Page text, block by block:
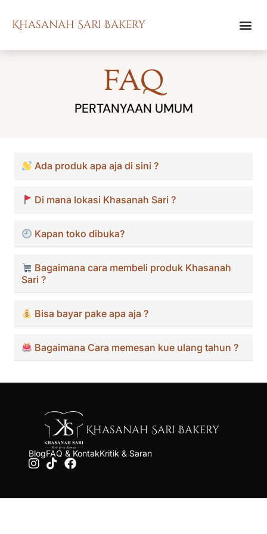
Khasanah Sari Bakery
FAQ
PERTANYAAN UMUM
Ada produk apa aja di sini ?
Di mana lokasi Khasanah Sari ?
Kapan toko dibuka?
Bagaimana cara membeli produk Khasanah
Sari ?
Bisa bayar pake apa aja ?
Bagaimana Cara memesan kue ulang tahun ?
Khasanah Sari Bakery
BlogFAQ & KontakKritik & Saran